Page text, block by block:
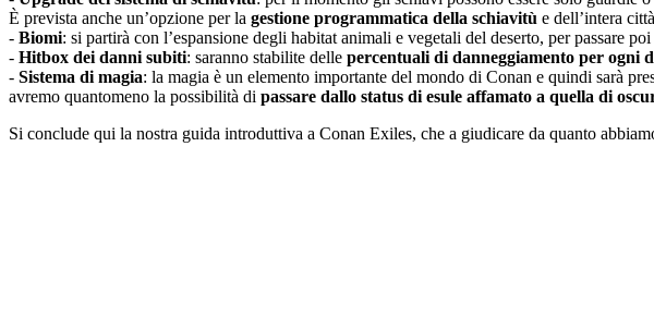
È prevista anche un’opzione per la gestione programmatica della schiavitù e dell’intera
- Biomi: si partirà con l’espansione degli habitat animali e vegetali del deserto, per passare
- Hitbox dei danni subiti: saranno stabilite delle percentuali di danneggiamento per ogni
- Sistema di magia: la magia è un elemento importante del mondo di Conan e quindi sarà
avremo quantomeno la possibilità di passare dallo status di esule affamato a quella di
Si conclude qui la nostra guida introduttiva a Conan Exiles, che a giudicare da quanto